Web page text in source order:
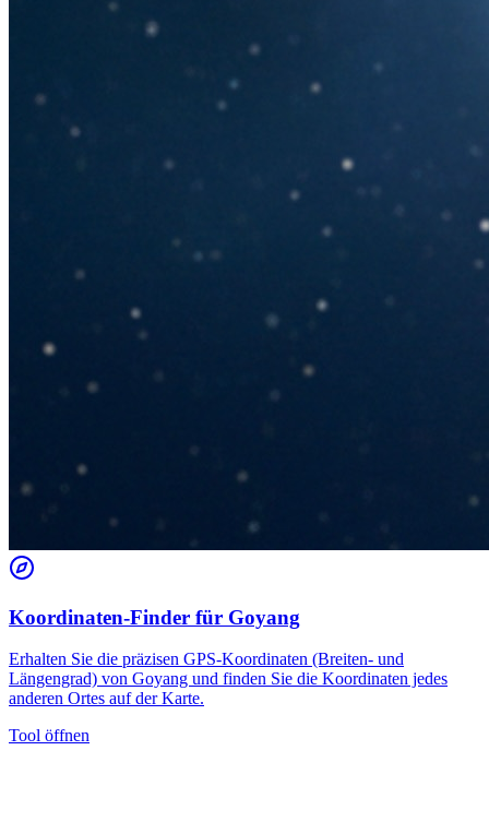
Koordinaten-Finder für Goyang
Erhalten Sie die präzisen GPS-Koordinaten (Breiten- und
Längengrad) von Goyang und finden Sie die Koordinaten jedes
anderen Ortes auf der Karte.
Tool öffnen